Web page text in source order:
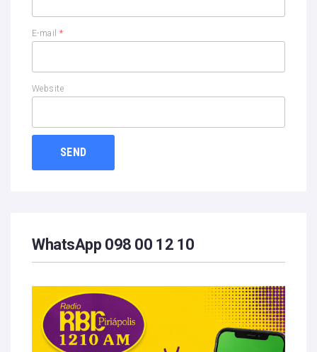
E-mail*
Website
WhatsApp 098 00 12 10